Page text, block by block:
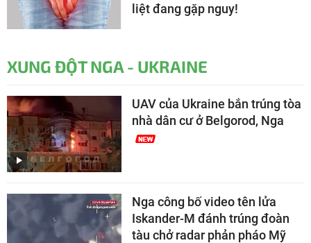
liệt đang gặp nguy!
XUNG ĐỘT NGA - UKRAINE
UAV của Ukraine bắn trúng tòa
nhà dân cư ở Belgorod, Nga
Nga công bố video tên lửa
Iskander-M đánh trúng đoàn
tàu chở radar phản pháo Mỹ